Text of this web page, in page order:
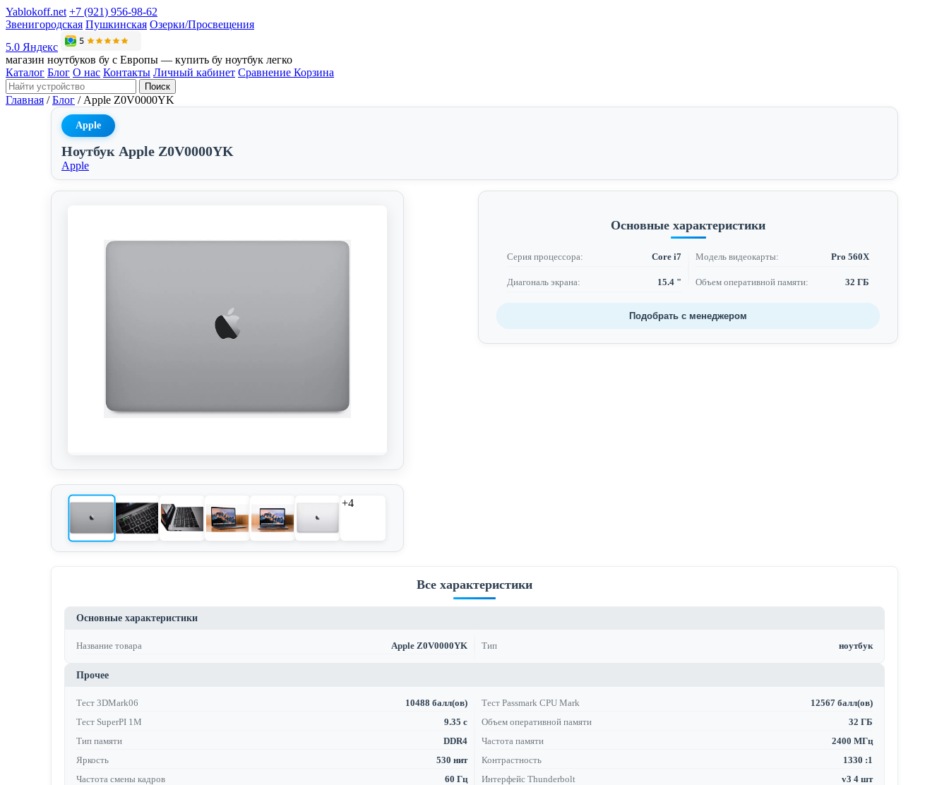
Yablokoff.net +7 (921) 956-98-62
Звенигородская Пушкинская Озерки/Просвещения
5.0 Яндекс
магазин ноутбуков бу с Европы — купить бу ноутбук легко
Каталог Блог О нас Контакты Личный кабинет Сравнение Корзина
Поиск
Главная / Блог / Apple Z0V0000YK
Apple
Ноутбук Apple Z0V0000YK
Apple
+4
Основные характеристики
Серия процессора: Core i7 Модель видеокарты: Pro 560X
Диагональ экрана: 15.4 " Объем оперативной памяти: 32 ГБ
Подобрать с менеджером
Все характеристики
Основные характеристики
Название товара Apple Z0V0000YK Тип ноутбук
Прочее
Тест 3DMark06 10488 балл(ов) Тест Passmark CPU Mark
12567 балл(ов)
Тест SuperPI 1M
9.35 с Объем оперативной памяти
32 ГБ
Тип памяти
DDR4 Частота памяти
2400 МГц
Яркость
530 нит Контрастность
1330 :1
Частота смены кадров
60 Гц Интерфейс Thunderbolt
v3 4 шт